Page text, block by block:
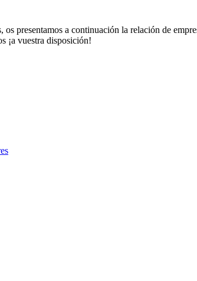
os presentamos a continuación la relación de
¡a vuestra disposición!